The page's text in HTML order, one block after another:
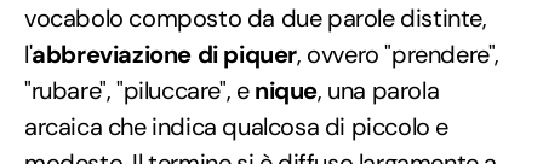
vocabolo composto da due parole distinte,
l'abbreviazione di piquer, ovvero "prendere",
"rubare", "piluccare", enique, una parola
arcaica che indica qualcosa di piccolo e